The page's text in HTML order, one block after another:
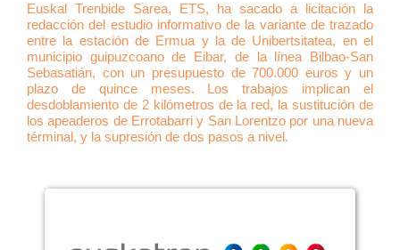
Euskal Trenbide Sarea, ETS, ha sacado a licitación la
redacción del estudio informativo de la variante de trazado
entre la estación de Ermua y la de Unibertsitatea, en el
municipio guipuzcoano de Eibar, de la línea Bilbao-San
Sebasatián, con un presupuesto de 700.000 euros y un
plazo de quince meses. Los trabajos implican el
desdoblamiento de 2 kilómetros de la red, la sustitución de
los apeaderos de Errotabarri y San Lorentzo por una nueva
términal, y la supresión de dos pasos a nivel.